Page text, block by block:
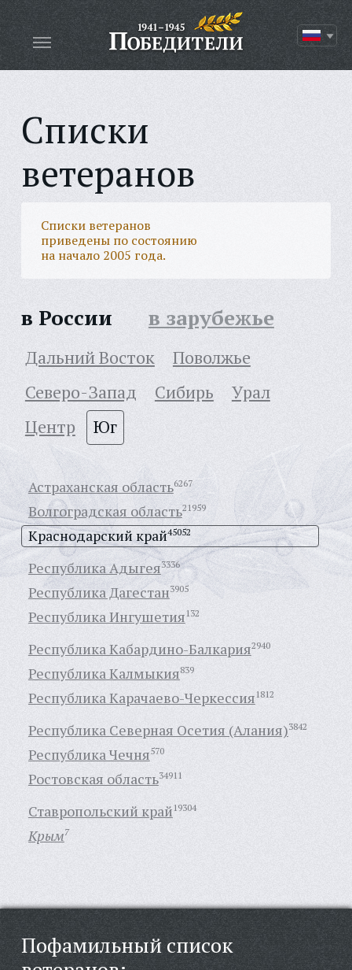
Списки
ветеранов
Списки ветеранов
приведены по состоянию
на начало 2005 года.
в России в зарубежье
Дальний Восток
Поволжье
Северо-Запад
Сибирь
Урал
Центр
Юг
Астраханская область6267
Волгоградская область21959
Краснодарский край45052
Республика Адыгея3336
Республика Дагестан3905
Республика Ингушетия132
Республика Кабардино-Балкария2940
Республика Калмыкия839
Республика Карачаево-Черкессия1812
Республика Северная Осетия (Алания)3842
Республика Чечня570
Ростовская область34911
Ставропольский край19304
Крым7
Пофамильный список